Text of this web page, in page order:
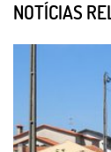
NOTÍCIAS